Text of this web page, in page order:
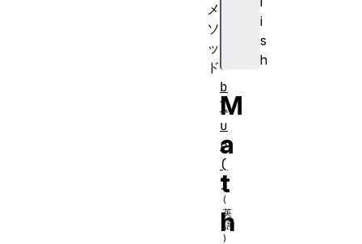
i
s
h
M
a
t
h
メ
ソ
ッ
ド
b
l
u
r
(
)